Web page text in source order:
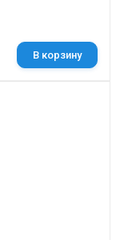
В корзину